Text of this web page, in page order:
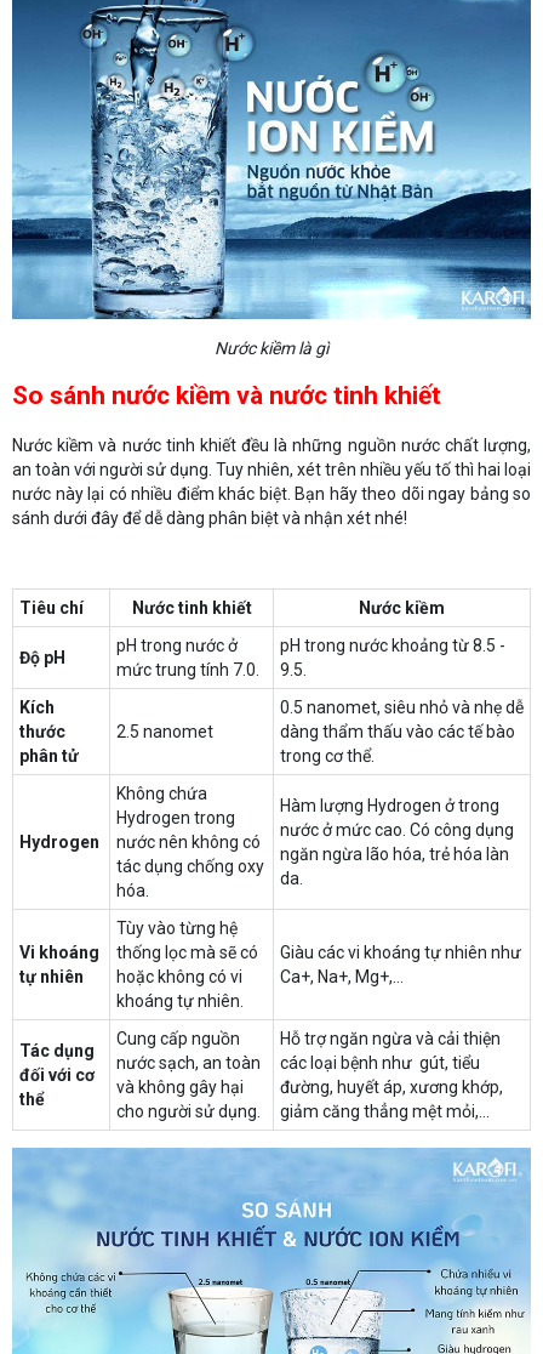
Nước kiềm là gì
So sánh nước kiềm và nước tinh khiết
Nước kiềm và nước tinh khiết đều là những nguồn nước chất lượng,
an toàn với người sử dụng. Tuy nhiên, xét trên nhiều yếu tố thì hai loại
nước này lại có nhiều điểm khác biệt. Bạn hãy theo dõi ngay bảng so
sánh dưới đây để dễ dàng phân biệt và nhận xét nhé!
Tiêu chí Nước tinh khiết Nước kiềm
Độ pH
pH trong nước ở
mức trung tính 7.0.
pH trong nước khoảng từ 8.5 -
9.5.
Kích
thước
phân tử
2.5 nanomet
0.5 nanomet, siêu nhỏ và nhẹ dễ
dàng thẩm thấu vào các tế bào
trong cơ thể.
Hydrogen
Không chứa
Hydrogen trong
nước nên không có
tác dụng chống oxy
hóa.
Hàm lượng Hydrogen ở trong
nước ở mức cao. Có công dụng
ngăn ngừa lão hóa, trẻ hóa làn
da.
Vi khoáng
tự nhiên
Tùy vào từng hệ
thống lọc mà sẽ có
hoặc không có vi
khoáng tự nhiên.
Giàu các vi khoáng tự nhiên như
Ca+, Na+, Mg+,...
Tác dụng
đối với cơ
thể
Cung cấp nguồn
nước sạch, an toàn
và không gây hại
cho người sử dụng.
Hỗ trợ ngăn ngừa và cải thiện
các loại bệnh như gút, tiểu
đường, huyết áp, xương khớp,
giảm căng thẳng mệt mỏi,...